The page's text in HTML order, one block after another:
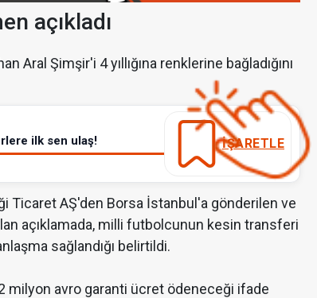
açıkladı
Aral Şimşir'i 4 yıllığına renklerine bağladığını
ilk sen ulaş! İŞARETLE
Ticaret AŞ'den Borsa İstanbul'a gönderilen ve
açıklamada, milli futbolcunun kesin transferi
sağlandığı belirtildi.
milyon avro garanti ücret ödeneceği ifade